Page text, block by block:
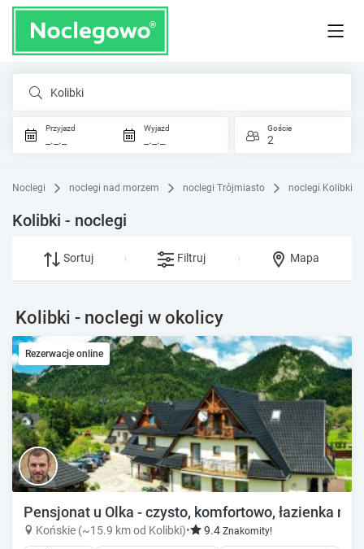
Kolibki
Przyjazd
_._._
Wyjazd
_._._
Goście
2
Noclegi noclegi nad morzem noclegi Trójmiasto noclegi Kolibki
Kolibki - noclegi
Sortuj Filtruj Mapa
Kolibki - noclegi w okolicy
Rezerwacje online
Pensjonat u Olka - czysto, komfortowo, łazienka na
Końskie (~15.9 km od Kolibki)• 9.4 Znakomity!